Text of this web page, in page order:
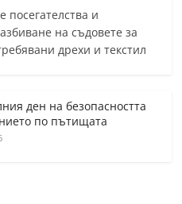
посегателства и
на съдовете за
дрехи и текстил
ден на безопасността
по пътищата